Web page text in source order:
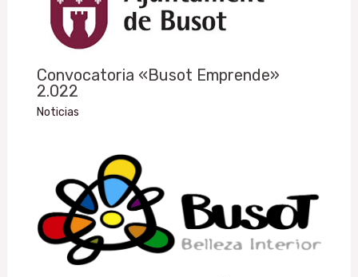
Convocatoria «Busot Emprende»
2.022
Noticias